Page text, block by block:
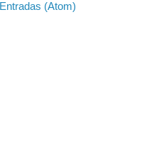
Entradas (Atom)